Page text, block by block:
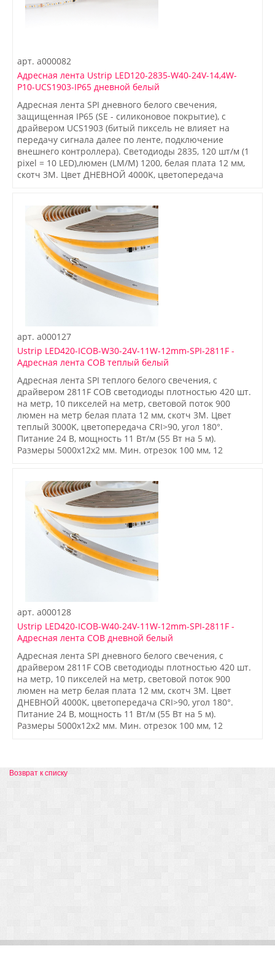
арт. a000082
Адресная лента Ustrip LED120-2835-W40-24V-14,4W-
P10-UCS1903-IP65 дневной белый
Адресная лента SPI дневного белого свечения,
защищенная IP65 (SE - силиконовое покрытие), с
драйвером UCS1903 (битый пиксель не влияет на
передачу сигнала далее по ленте, подключение
внешнего контроллера). Светодиоды 2835, 120 шт/м (1
pixel = 10 LED),люмен (LM/M) 1200, белая плата 12 мм,
скотч 3М. Цвет ДНЕВНОЙ 4000K, цветопередача
мм, 12 светодиодов. Цена за 1 м.
арт. a000127
Ustrip LED420-ICOB-W30-24V-11W-12mm-SPI-2811F -
Адресная лента COB теплый белый
Адресная лента SPI теплого белого свечения, с
драйвером 2811F COB светодиоды плотностью 420 шт.
на метр, 10 пикселей на метр, световой поток 900
люмен на метр белая плата 12 мм, скотч 3М. Цвет
теплый 3000K, цветопередача CRI>90, угол 180°.
Питание 24 В, мощность 11 Вт/м (55 Вт на 5 м).
Размеры 5000x12x2 мм. Мин. отрезок 100 мм, 12
арт. a000128
Ustrip LED420-ICOB-W40-24V-11W-12mm-SPI-2811F -
Адресная лента COB дневной белый
Адресная лента SPI дневного белого свечения, с
драйвером 2811F COB светодиоды плотностью 420 шт.
на метр, 10 пикселей на метр, световой поток 900
люмен на метр белая плата 12 мм, скотч 3М. Цвет
ДНЕВНОЙ 4000K, цветопередача CRI>90, угол 180°.
Питание 24 В, мощность 11 Вт/м (55 Вт на 5 м).
Размеры 5000x12x2 мм. Мин. отрезок 100 мм, 12
Возврат к списку